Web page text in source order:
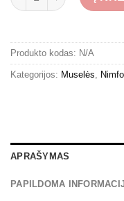
Produkto kodas: N/A
Kategorijos: Muselės
APRAŠYMAS
PAPILDOMA